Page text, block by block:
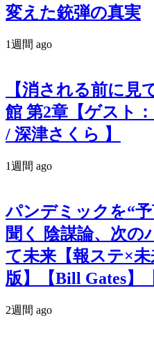
変えた銃弾の真実
1週間 ago
【消される前に見
館 第2章【ゲスト
/ 深津さくら 】
1週間 ago
パンデミックを“
聞く 陰謀論、次の
て未来【報ステ×
版】【Bill Gates】
2週間 ago